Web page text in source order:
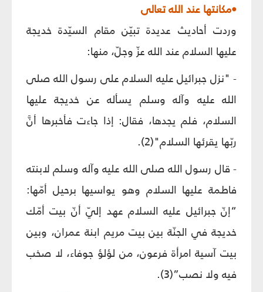
•مكانتها عند الله تعالى
وردت أحاديث عديدة تبيّن مقام السيّدة خديجة
عليها السلام عند الله عزّ وجلّ، منها:
- "نزل جبرائيل عليه السلام على رسول الله صلى
الله عليه وآله وسلم يسأله عن خديجة عليها
السلام، فلم يجدها، فقال: إذا جاءت فأخبرها أنَّ
ربّها يقرئها السلام"(2).
- قال رسول الله صلى الله عليه وآله وسلم لابنته
فاطمة عليها السلام وهو يواسيها برحيل أمّها:
“إنّ جبرائيل عليه السلام عهد إليّ أنّ بيت أمّك
خديجة في الجنّة بين بيت مريم ابنة عمران، وبين
بيت آسية امرأة فرعون، من لؤلؤ جوفاء، لا صخب
فيه ولا نصب”(3).